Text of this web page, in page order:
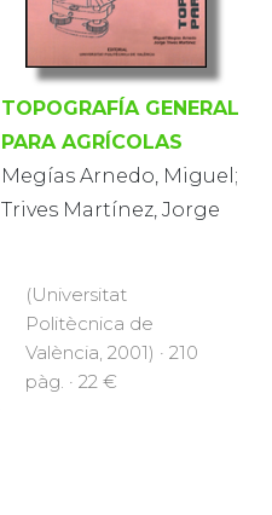
TOPOGRAFÍA GENERAL
PARA AGRÍCOLAS
Megías Arnedo, Miguel;
Trives Martínez, Jorge
(Universitat
Politècnica de
València, 2001) · 210
pàg. · 22 €